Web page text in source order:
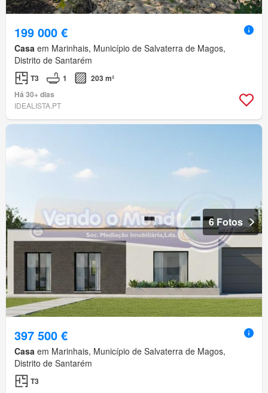
199 000 €
Casa em Marinhais, Município de Salvaterra de Magos,
Distrito de Santarém
T3 1
203 m²
Há 30+ dias
IDEALISTA.PT
6 Fotos
397 500 €
Casa em Marinhais, Município de Salvaterra de Magos,
Distrito de Santarém
T3